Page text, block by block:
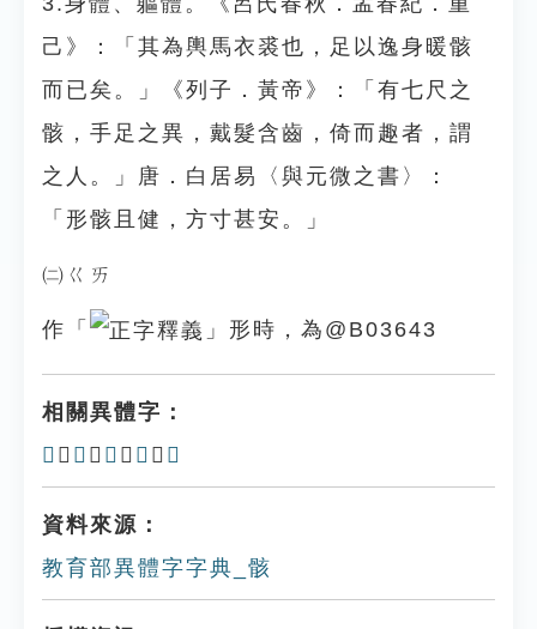
己》：「其為輿馬衣裘也，足以逸身暖骸
而已矣。」《列子．黃帝》：「有七尺之
骸，手足之異，戴髮含齒，倚而趣者，謂
之人。」唐．白居易〈與元微之書〉：
「形骸且健，方寸甚安。」
㈡ㄍㄞ
作「 」形時，為@B03643
相關異體字：
𡱍 、 䠹 、 𩩏 、 𩩰 、 䯐
資料來源：
教育部異體字字典_骸